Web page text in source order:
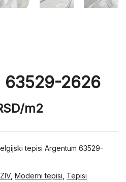
63529-2626
/m2
tepisi Argentum 63529-
, Moderni tepisi, Tepisi